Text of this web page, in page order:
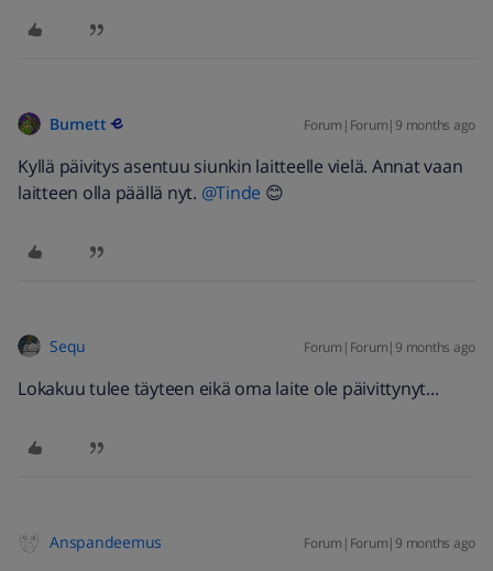
Burnett Forum|Forum|9 months ago
Kyllä päivitys asentuu siunkin laitteelle vielä. Annat vaan
laitteen olla päällä nyt. ​ @Tinde 😊
Sequ Forum|Forum|9 months ago
Lokakuu tulee täyteen eikä oma laite ole päivittynyt...
Anspandeemus Forum|Forum|9 months ago